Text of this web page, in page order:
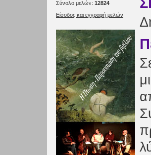
Σύνολο μελών: 12824
Είσοδος και εγγραφή μελών